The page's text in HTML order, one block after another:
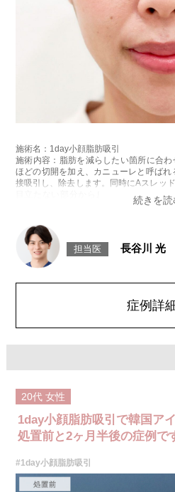
施術名：1day小顔脂肪吸引
施術内容：脂肪を減らしたい箇所に合
ほどの切開を加え、カニューレと呼ば
接吸引し、除去します。同時にAスレッ
目立たない部分から皮下へ挿入し、皮
リスク、副作用：赤み、熱感、痛み、
感などが術後一時的に生じることがご
染症、左右差、施術箇所の知覚鈍麻、
着、脂肪塞栓、皮膚のよれ、繊維の突出
顔の脂肪吸引箇所の追加 1ヶ所ごと
オプション：笑気麻酔 3,300円(税込)
担当医 長谷川 光
症例詳
20代 女性
1day小顔脂肪吸引で韓国ア
処置前と2ヶ月半後の症例で
#1day小顔脂肪吸引